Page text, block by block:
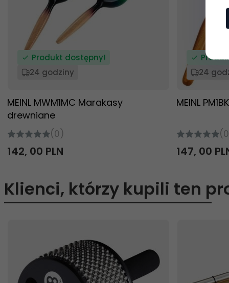
Produkt dostępny!
24 godziny
MEINL MWM1MC Marakasy
drewniane
(0)
142, 00 PLN
24
MEINL
147, 00
Klienci, którzy kupili ten